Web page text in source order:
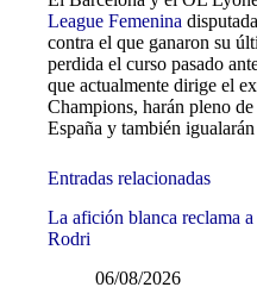
League Femenina
contra el que ganaron su
perdida el curso pasado
que actualmente dirige el
Champions, harán pleno
España y también
Entradas relacionadas
La afición blanca reclama a
Rodri
06/08/2026